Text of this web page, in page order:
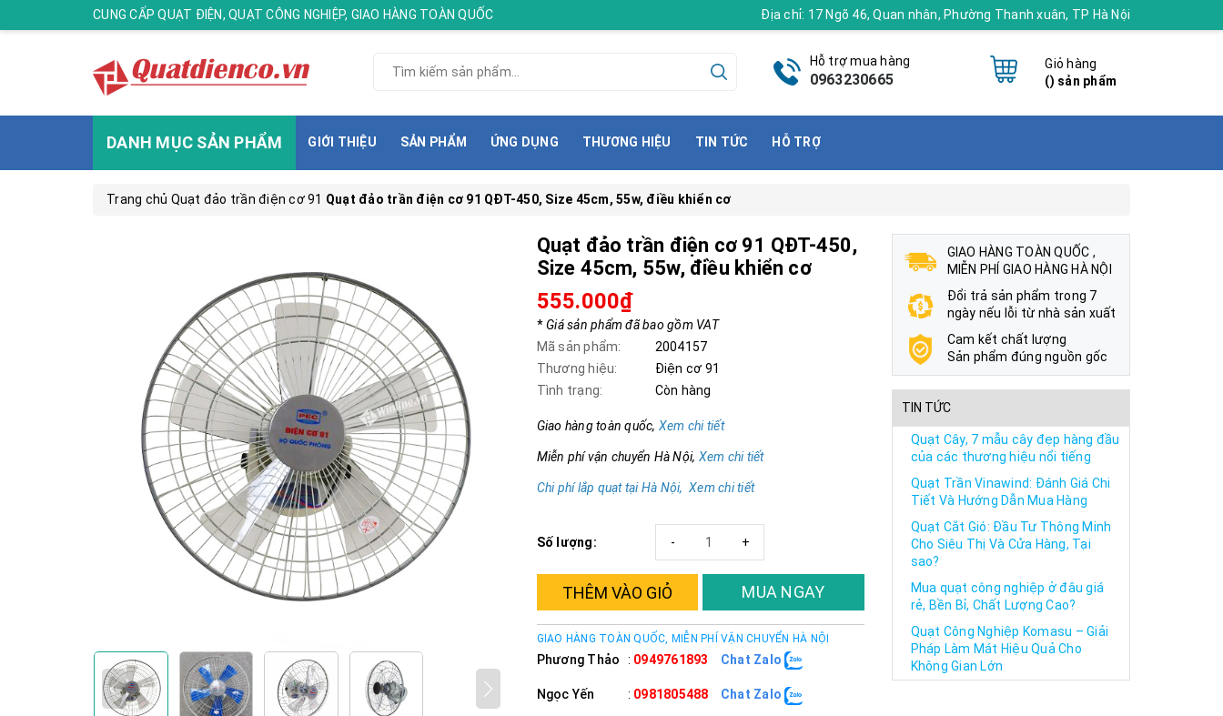
CUNG CẤP QUẠT ĐIỆN, QUẠT CÔNG NGHIỆP, GIAO HÀNG TOÀN QUỐC Địa chỉ: 17 Ngõ 46, Quan nhân, Phường Thanh xuân, TP Hà Nội
Hỗ trợ mua hàng
0963230665
Giỏ hàng
() sản phẩm
DANH MỤC SẢN PHẨM GIỚI THIỆU SẢN PHẨM ỨNG DỤNG THƯƠNG HIỆU TIN TỨC HỖ TRỢ
Trang chủ Quạt đảo trần điện cơ 91 Quạt đảo trần điện cơ 91 QĐT-450, Size 45cm, 55w, điều khiển cơ
Quạt đảo trần điện cơ 91 QĐT-450,
Size 45cm, 55w, điều khiển cơ
555.000₫
*Giá sản phẩm đã bao gồm VAT
Mã sản phẩm:
2004157
Thương hiệu:
Điện cơ 91
Tình trạng:
Còn hàng
Giao hàng toàn quốc, Xem chi tiết
Miễn phí vận chuyển Hà Nội, Xem chi tiết
Chi phí lắp quạt tại Hà Nội, Xem chi tiết
Số lượng: +
-
THÊM VÀO GIỎ MUA NGAY
GIAO HÀNG TOÀN QUỐC, MIỄN PHÍ VẬN CHUYỂN HÀ NỘI
Phương Thảo : 0949761893 Chat Zalo
Ngọc Yến : 0981805488 Chat Zalo
GIAO HÀNG TOÀN QUỐC ,
MIỄN PHÍ GIAO HÀNG HÀ NỘI
Đổi trả sản phẩm trong 7
ngày nếu lỗi từ nhà sản xuất
Cam kết chất lượng
Sản phẩm đúng nguồn gốc
TIN TỨC
Quạt Cây, 7 mẫu cây đẹp hàng đầu
của các thương hiệu nổi tiếng
Quạt Trần Vinawind: Đánh Giá Chi
Tiết Và Hướng Dẫn Mua Hàng
Quạt Cắt Gió: Đầu Tư Thông Minh
Cho Siêu Thị Và Cửa Hàng, Tại
sao?
Mua quạt công nghiệp ở đâu giá
rẻ, Bền Bỉ, Chất Lượng Cao?
Quạt Công Nghiệp Komasu – Giải
Pháp Làm Mát Hiệu Quả Cho
Không Gian Lớn